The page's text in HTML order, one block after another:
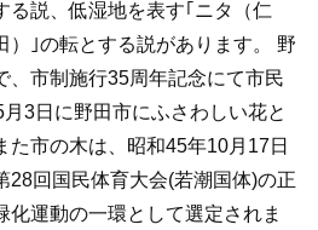
る説、低湿地を表す｢ニタ（仁
）｣の転とする説があります。 野
、市制施行35周年記念にて市民
3日に野田市にふさわしい花と
た市の木は、昭和45年10月17日
28回国民体育大会(若潮国体)の正
化運動の一環として選定されま